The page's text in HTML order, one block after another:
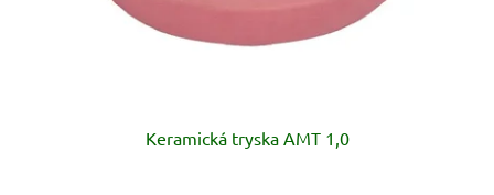
Keramická tryska AMT 1,0